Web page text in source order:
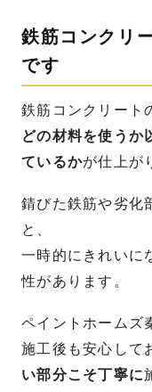
鉄筋コンクリ
です
鉄筋コンクリート
どの材料を使うか
ているかが仕上が
錆びた鉄筋や劣化
と、
一時的にきれいに
性があります。
ペイントホームズ
施工後も安心して
い部分こそ丁寧に